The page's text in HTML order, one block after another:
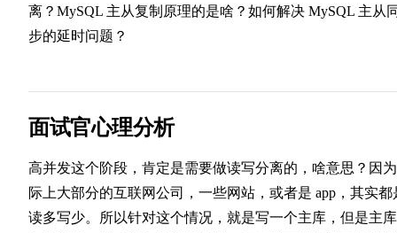
离？MySQL 主从复制原理的是啥？如何解决 MySQL 主从
步的延时问题？
面试官心理分析
高并发这个阶段，肯定是需要做读写分离的，啥意思？因
际上大部分的互联网公司，一些网站，或者是 app，其实都
读多写少。所以针对这个情况，就是写一个主库，但是主